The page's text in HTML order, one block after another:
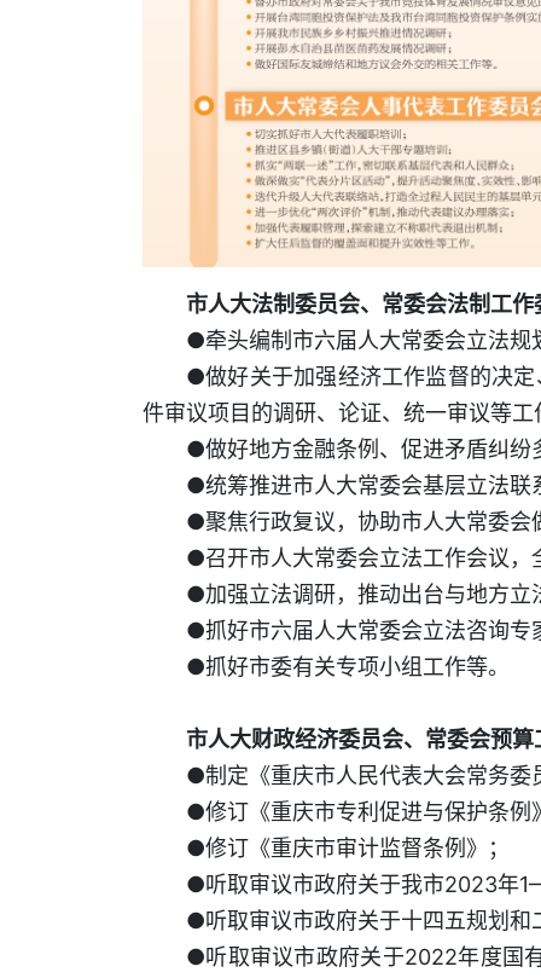
市人大法制委员会、常委会法制工作
●牵头编制市六届人大常委会立法
●做好关于加强经济工作监督的决
件审议项目的调研、论证、统一审议等工
●做好地方金融条例、促进矛盾纠纷
●统筹推进市人大常委会基层立法联
●聚焦行政复议，协助市人大常委会
●召开市人大常委会立法工作会议，
●加强立法调研，推动出台与地方立
●抓好市六届人大常委会立法咨询专
●抓好市委有关专项小组工作等。
市人大财政经济委员会、常委会预算
●制定《重庆市人民代表大会常务委
●修订《重庆市专利促进与保护条例
●修订《重庆市审计监督条例》；
●听取审议市政府关于我市2023年
●听取审议市政府关于十四五规划和
●听取审议市政府关于2022年度国